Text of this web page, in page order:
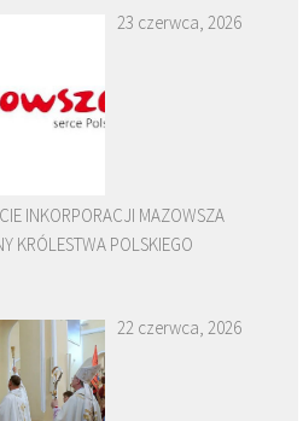
23 czerwca, 2026
INKORPORACJI MAZOWSZA
KRÓLESTWA POLSKIEGO
22 czerwca, 2026